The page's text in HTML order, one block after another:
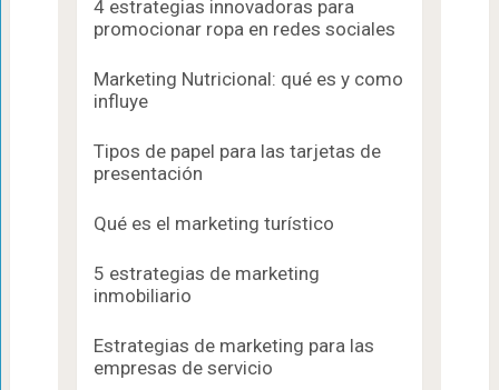
4 estrategias innovadoras para
promocionar ropa en redes sociales
Marketing Nutricional: qué es y como
influye
Tipos de papel para las tarjetas de
presentación
Qué es el marketing turístico
5 estrategias de marketing
inmobiliario
Estrategias de marketing para las
empresas de servicio